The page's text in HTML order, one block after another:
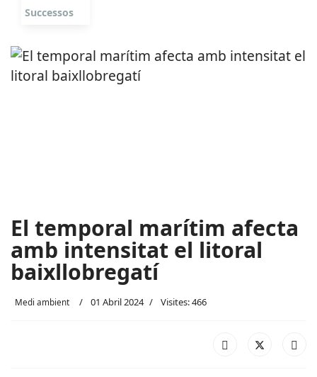
Successos
El temporal marítim afecta
amb intensitat el litoral
baixllobregatí
Medi ambient 01 Abril 2024 Visites: 466